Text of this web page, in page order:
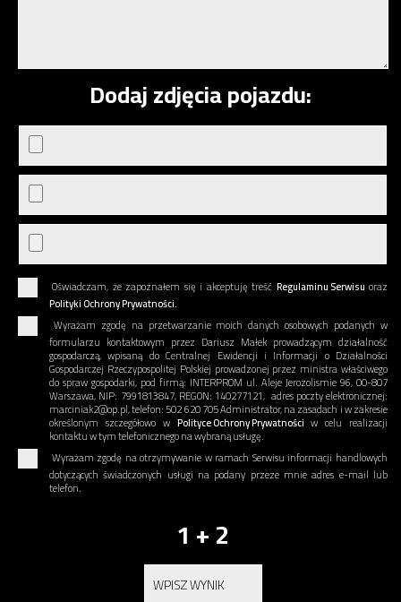
Dodaj zdjęcia pojazdu:
Oświadczam, że zapoznałem się i akceptuję treść Regulaminu Serwisu oraz
Polityki Ochrony Prywatności.
Wyrażam zgodę na przetwarzanie moich danych osobowych podanych w
formularzu kontaktowym przez Dariusz Małek prowadzącym działalność
gospodarczą, wpisaną do Centralnej Ewidencji i Informacji o Działalności
Gospodarczej Rzeczypospolitej Polskiej prowadzonej przez ministra właściwego
do spraw gospodarki, pod firmą: INTERPROM ul. Aleje Jerozolismie 96, 00-807
Warszawa, NIP: 7991813847, REGON: 140277121, adres poczty elektronicznej:
marciniak2@op.pl, telefon: 502 620 705 Administrator, na zasadach i w zakresie
określonym szczegółowo w Polityce Ochrony Prywatności w celu realizacji
kontaktu w tym telefonicznego na wybraną usługę.
Wyrażam zgodę na otrzymywanie w ramach Serwisu informacji handlowych
dotyczących świadczonych usługi na podany przeze mnie adres e-mail lub
telefon.
1 + 2